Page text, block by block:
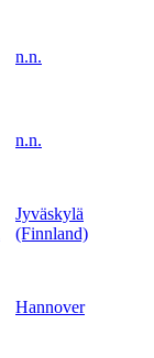
n.n.
n.n.
Jyväskylä
(Finnland)
Hannover